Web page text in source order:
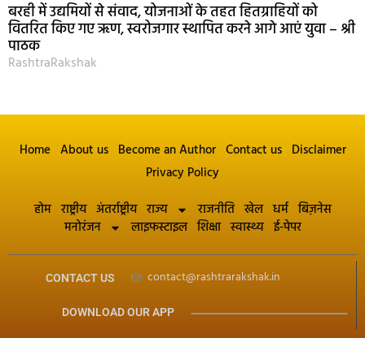
बरही में उद्यमियों से संवाद, योजनाओं के तहत हितग्राहियों को
वितरित किए गए ऋण, स्वरोजगार स्थापित करने आगे आएं युवा – श्री
पाठक
RashtraRakshak
Home About us Become an Author Contact us Disclaimer
Privacy Policy
होम राष्ट्रीय अंतर्राष्ट्रीय राज्य राजनीति खेल धर्म बिज़नेस
मनोरंजन
लाइफस्टाइल शिक्षा स्वास्थ्य ई-पेपर
CONTACT US contact@rashtrarakshak.in
DOWNLOAD OUR APP